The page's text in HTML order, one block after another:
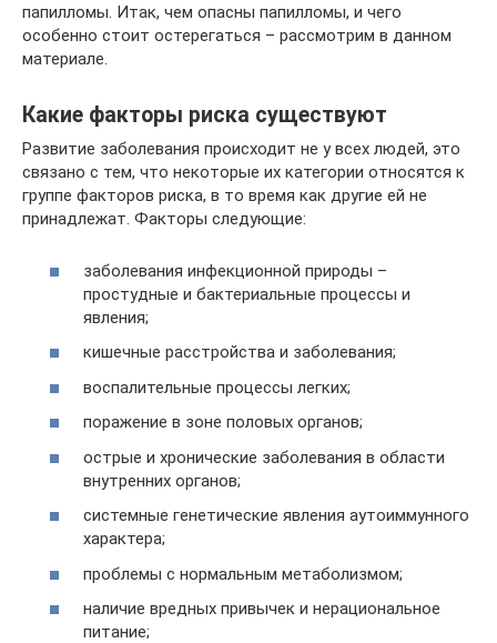
папилломы. Итак, чем опасны папилломы, и чего
особенно стоит остерегаться – рассмотрим в данном
материале.
Какие факторы риска существуют
Развитие заболевания происходит не у всех людей, это
связано с тем, что некоторые их категории относятся к
группе факторов риска, в то время как другие ей не
принадлежат. Факторы следующие:
заболевания инфекционной природы –
простудные и бактериальные процессы и
явления;
кишечные расстройства и заболевания;
воспалительные процессы легких;
поражение в зоне половых органов;
острые и хронические заболевания в области
внутренних органов;
системные генетические явления аутоиммунного
характера;
проблемы с нормальным метаболизмом;
наличие вредных привычек и нерациональное
питание;